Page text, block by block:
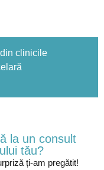
clinicile
la un consult
tău?
ți-am pregătit!